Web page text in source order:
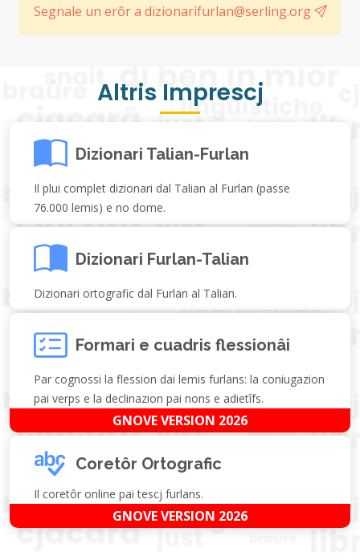
Segnale un erôr a dizionarifurlan@serling.org
Altris Imprescj
Dizionari Talian-Furlan
Il plui complet dizionari dal Talian al Furlan (passe
76.000 lemis) e no dome.
Dizionari Furlan-Talian
Dizionari ortografic dal Furlan al Talian.
Formari e cuadris flessionâi
Par cognossi la flession dai lemis furlans: la coniugazion
pai verps e la declinazion pai nons e adietîfs.
GNOVE VERSION 2026
Coretôr Ortografic
Il coretôr online pai tescj furlans.
GNOVE VERSION 2026